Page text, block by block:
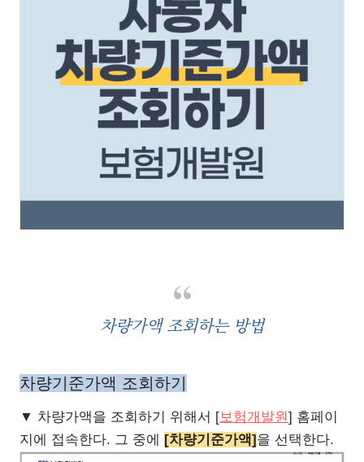
차량가액 조회하는 방법
차량기준가액 조회하기
▼ 차량가액을 조회하기 위해서 [보험개발원] 홈페이
지에 접속한다. 그 중에 [차량기준가액]을 선택한다.